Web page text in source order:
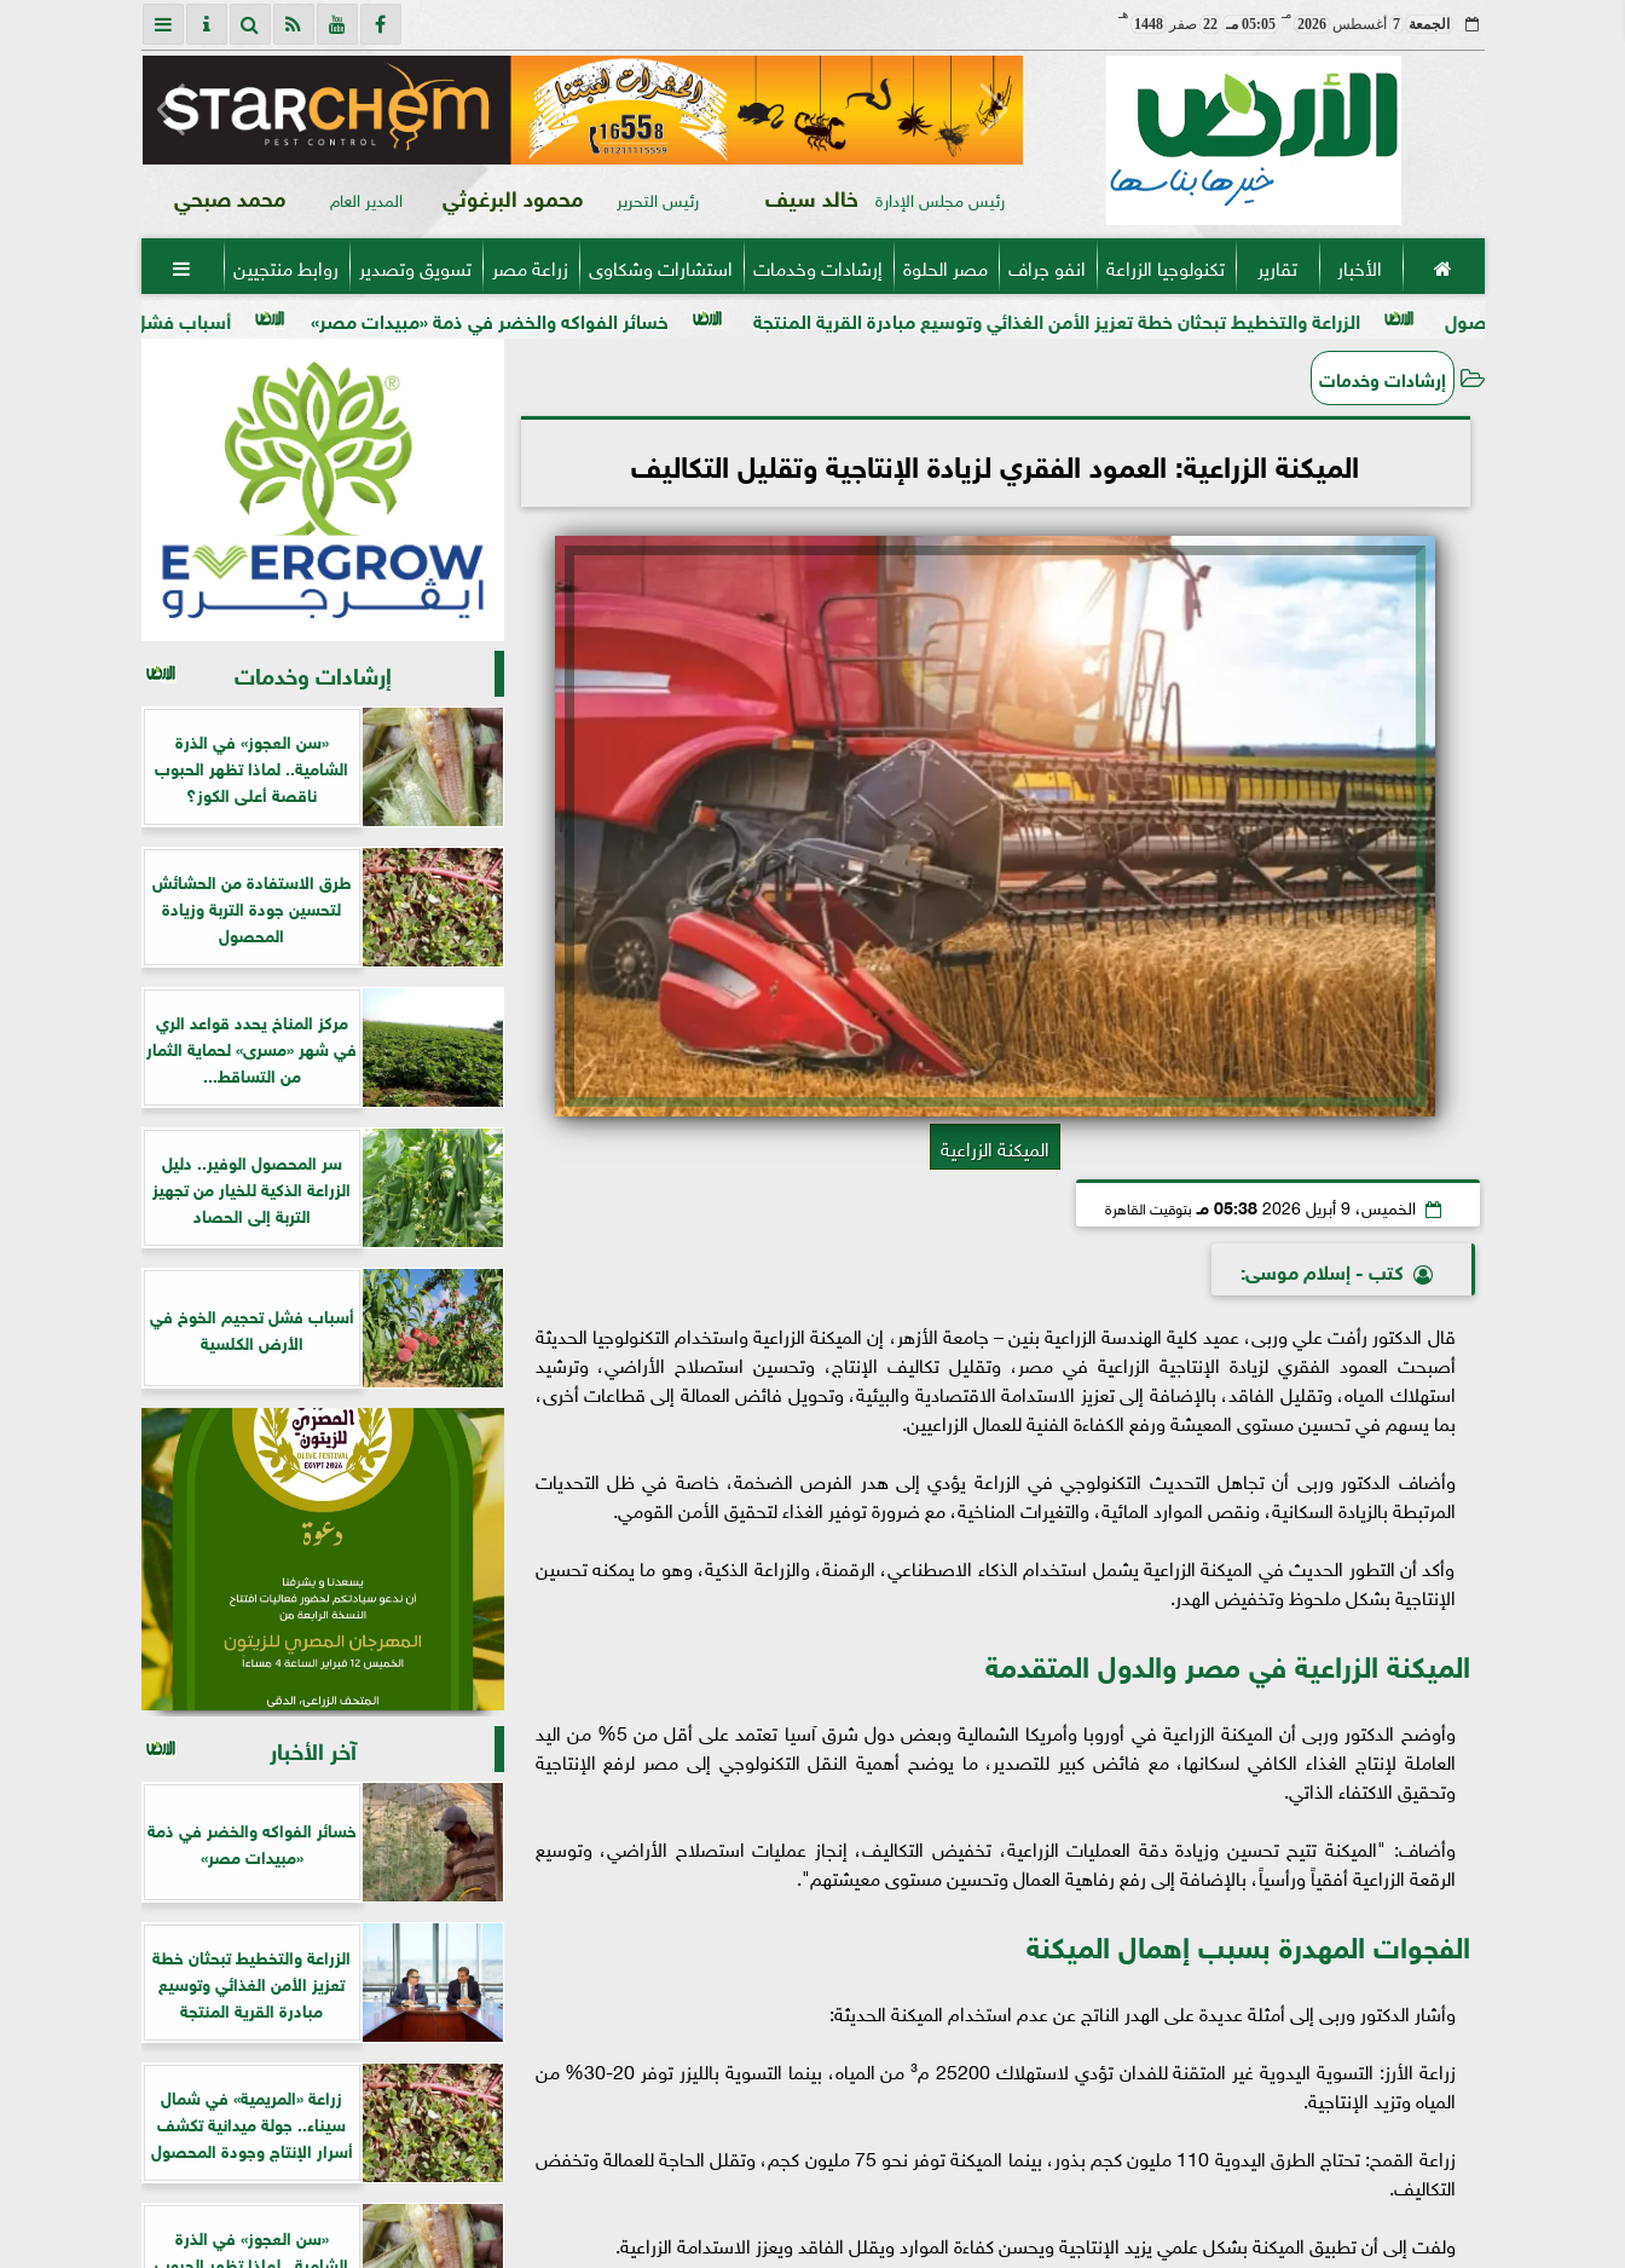
الجمعة 7 أغسطس2026
مـ
05:05 مـ 22 صفر 1448
هـ
رئيس مجلس الإدارة خالد سيف رئيس التحرير محمود البرغوثي المدير العام محمد صبحي
الأخبار تقارير تكنولوجيا الزراعة انفو جراف مصر الحلوة إرشادات وخدمات استشارات وشكاوى زراعة مصر تسويق وتصدير روابط منتجيين 
أسباب فشل تحجيم الخوخ في الأرض الكلسية خسائر الفواكه والخضر في ذمة «مبيدات مصر» الزراعة والتخطيط تبحثان خطة تعزيز الأمن الغذائي وتوسيع مبادرة القرية المنتجة
إرشادات وخدمات
الميكنة الزراعية: العمود الفقري لزيادة الإنتاجية وتقليل التكاليف
الميكنة الزراعية
الخميس، 9 أبريل 2026 05:38 مـ بتوقيت القاهرة
كتب - إسلام موسى:
قال الدكتور رأفت علي وربى، عميد كلية الهندسة الزراعية بنين – جامعة الأزهر، إن الميكنة الزراعية واستخدام التكنولوجيا الحديثة
أصبحت العمود الفقري لزيادة الإنتاجية الزراعية في مصر، وتقليل تكاليف الإنتاج، وتحسين استصلاح الأراضي، وترشيد
استهلاك المياه، وتقليل الفاقد، بالإضافة إلى تعزيز الاستدامة الاقتصادية والبيئية، وتحويل فائض العمالة إلى قطاعات أخرى،
بما يسهم في تحسين مستوى المعيشة ورفع الكفاءة الفنية للعمال الزراعيين.
وأضاف الدكتور وربى أن تجاهل التحديث التكنولوجي في الزراعة يؤدي إلى هدر الفرص الضخمة، خاصة في ظل التحديات
المرتبطة بالزيادة السكانية، ونقص الموارد المائية، والتغيرات المناخية، مع ضرورة توفير الغذاء لتحقيق الأمن القومي.
وأكد أن التطور الحديث في الميكنة الزراعية يشمل استخدام الذكاء الاصطناعي، الرقمنة، والزراعة الذكية، وهو ما يمكنه تحسين
الإنتاجية بشكل ملحوظ وتخفيض الهدر.
الميكنة الزراعية في مصر والدول المتقدمة
وأوضح الدكتور وربى أن الميكنة الزراعية في أوروبا وأمريكا الشمالية وبعض دول شرق آسيا تعتمد على أقل من 5% من اليد
العاملة لإنتاج الغذاء الكافي لسكانها، مع فائض كبير للتصدير، ما يوضح أهمية النقل التكنولوجي إلى مصر لرفع الإنتاجية
وتحقيق الاكتفاء الذاتي.
وأضاف: "الميكنة تتيح تحسين وزيادة دقة العمليات الزراعية، تخفيض التكاليف، إنجاز عمليات استصلاح الأراضي، وتوسيع
الرقعة الزراعية أفقياً ورأسياً، بالإضافة إلى رفع رفاهية العمال وتحسين مستوى معيشتهم".
الفجوات المهدرة بسبب إهمال الميكنة
وأشار الدكتور وربى إلى أمثلة عديدة على الهدر الناتج عن عدم استخدام الميكنة الحديثة:
زراعة الأرز: التسوية اليدوية غير المتقنة للفدان تؤدي لاستهلاك 25200 م³ من المياه، بينما التسوية بالليزر توفر 20-30% من
المياه وتزيد الإنتاجية.
زراعة القمح: تحتاج الطرق اليدوية 110 مليون كجم بذور، بينما الميكنة توفر نحو 75 مليون كجم، وتقلل الحاجة للعمالة وتخفض
التكاليف.
ولفت إلى أن تطبيق الميكنة بشكل علمي يزيد الإنتاجية ويحسن كفاءة الموارد ويقلل الفاقد ويعزز الاستدامة الزراعية.
إرشادات وخدمات
«سن العجوز» في الذرة
الشامية.. لماذا تظهر الحبوب
ناقصة أعلى الكوز؟
طرق الاستفادة من الحشائش
لتحسين جودة التربة وزيادة
المحصول
مركز المناخ يحدد قواعد الري
في شهر «مسرى» لحماية الثمار
من التساقط...
سر المحصول الوفير.. دليل
الزراعة الذكية للخيار من تجهيز
التربة إلى الحصاد
أسباب فشل تحجيم الخوخ في
الأرض الكلسية
آخر الأخبار
خسائر الفواكه والخضر في ذمة
«مبيدات مصر»
الزراعة والتخطيط تبحثان خطة
تعزيز الأمن الغذائي وتوسيع
مبادرة القرية المنتجة
زراعة «المريمية» في شمال
سيناء.. جولة ميدانية تكشف
أسرار الإنتاج وجودة المحصول
«سن العجوز» في الذرة